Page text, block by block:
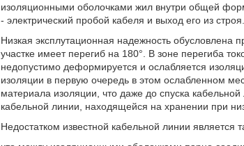
изоляционными оболочками жил внутри общей
- электрический пробой кабеля и выход его из строя.
Низкая эксплутационная надежность обусловлена
участке имеет перегиб на 180°. В зоне перегиба
недопустимо деформируется и ослабляется
изоляции в первую очередь в этом ослабленном
материала изоляции, что даже до спуска
кабельной линии, находящейся на хранении при
Недостатком известной кабельной линии является